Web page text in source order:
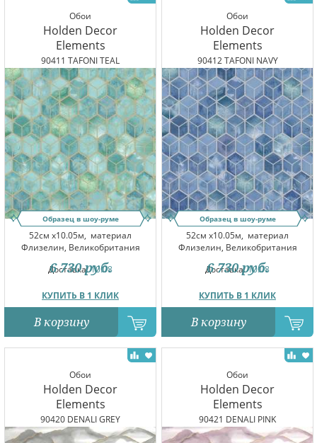
Обои
Holden Decor
Elements
90411 TAFONI TEAL
Образец в шоу-руме
52см x10.05м, материал
Флизелин, Великобритания
Доставка:10.08
КУПИТЬ В 1 КЛИК
6 730 руб.
В корзину
Обои
Holden Decor
Elements
90412 TAFONI NAVY
Образец в шоу-руме
52см x10.05м, материал
Флизелин, Великобритания
Доставка:10.08
КУПИТЬ В 1 КЛИК
6 730 руб.
В корзину
Обои
Holden Decor
Elements
90420 DENALI GREY
Обои
Holden Decor
Elements
90421 DENALI PINK